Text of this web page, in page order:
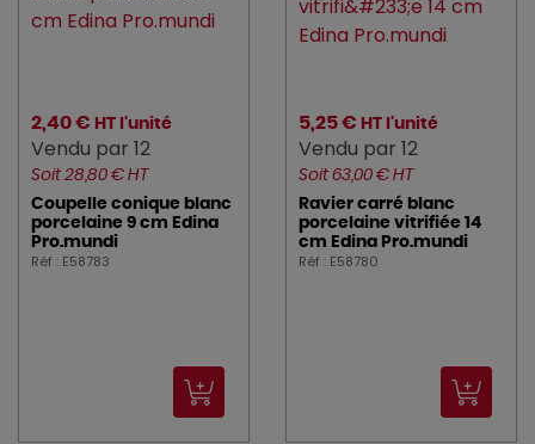
2,40 € HT l'unité
Vendu par 12
Soit 28,80 € HT
Coupelle conique blanc
porcelaine 9 cm Edina
Pro.mundi
Réf : E58783
5,25 € HT l'unité
Vendu par 12
Soit 63,00 € HT
Ravier carré blanc
porcelaine vitrifiée 14
cm Edina Pro.mundi
Réf : E58780